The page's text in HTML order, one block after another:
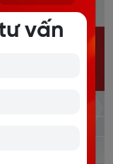
vấn